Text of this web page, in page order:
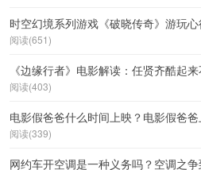
时空幻境系列游戏《破晓传奇》游玩
阅读(651)
《边缘行者》电影解读：任贤齐酷起
阅读(403)
电影假爸爸什么时间上映？电影假爸
阅读(339)
网约车开空调是一种义务吗？空调之